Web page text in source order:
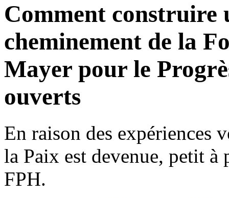
Comment construire
cheminement de la
Mayer pour le
ouverts
En raison des expériences
la Paix est devenue, petit à
FPH.